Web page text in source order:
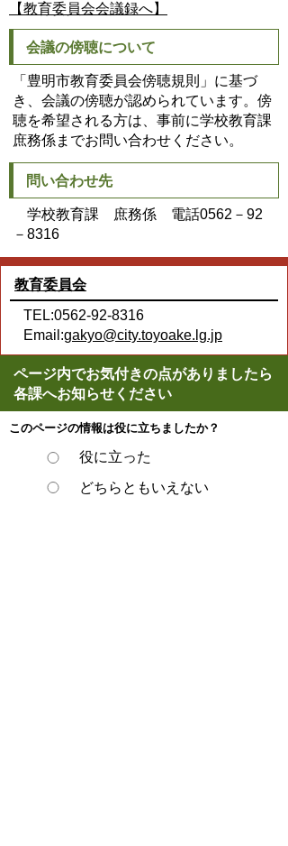
【教育委員会会議録へ】
会議の傍聴について
「豊明市教育委員会傍聴規則」に基づ
き、会議の傍聴が認められています。傍
聴を希望される方は、事前に学校教育課
庶務係までお問い合わせください。
問い合わせ先
学校教育課 庶務係 電話0562－92
－8316
教育委員会
TEL:0562-92-8316
Email:gakyo@city.toyoake.lg.jp
ページ内でお気付きの点がありましたら
各課へお知らせください
このページの情報は役に立ちましたか？
役に立った
どちらともいえない